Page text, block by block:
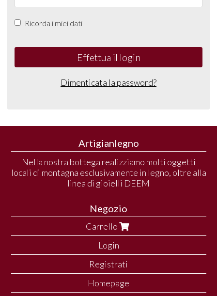
Ricorda i miei dati
Effettua il login
Dimenticata la password?
Artigianlegno
Nella nostra bottega realizziamo molti oggetti
locali di montagna esclusivamente in legno, oltre alla
linea di gioielli DEEM
Negozio
Carrello
Login
Registrati
Homepage